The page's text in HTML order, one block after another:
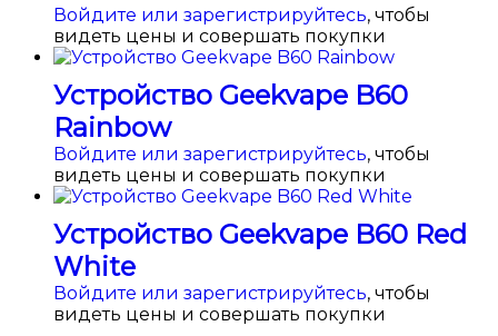
Войдите или зарегистрируйтесь, чтобы
видеть цены и совершать покупки
Устройство Geekvape B60
Rainbow
Войдите или зарегистрируйтесь, чтобы
видеть цены и совершать покупки
Устройство Geekvape B60 Red
White
Войдите или зарегистрируйтесь, чтобы
видеть цены и совершать покупки